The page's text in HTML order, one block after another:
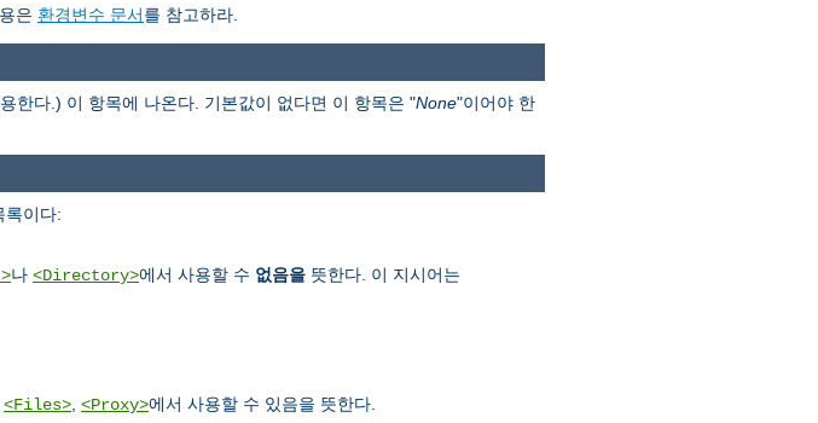
은 환경변수 문서를 참고하라.
한다.) 이 항목에 나온다. 기본값이 없다면 이 항목은 "None"이어야 한
록이다:
나 <Directory>에서 사용할 수 없음을 뜻한다. 이 지시어는
<Files> <Proxy>에서 사용할 수 있음을 뜻한다.